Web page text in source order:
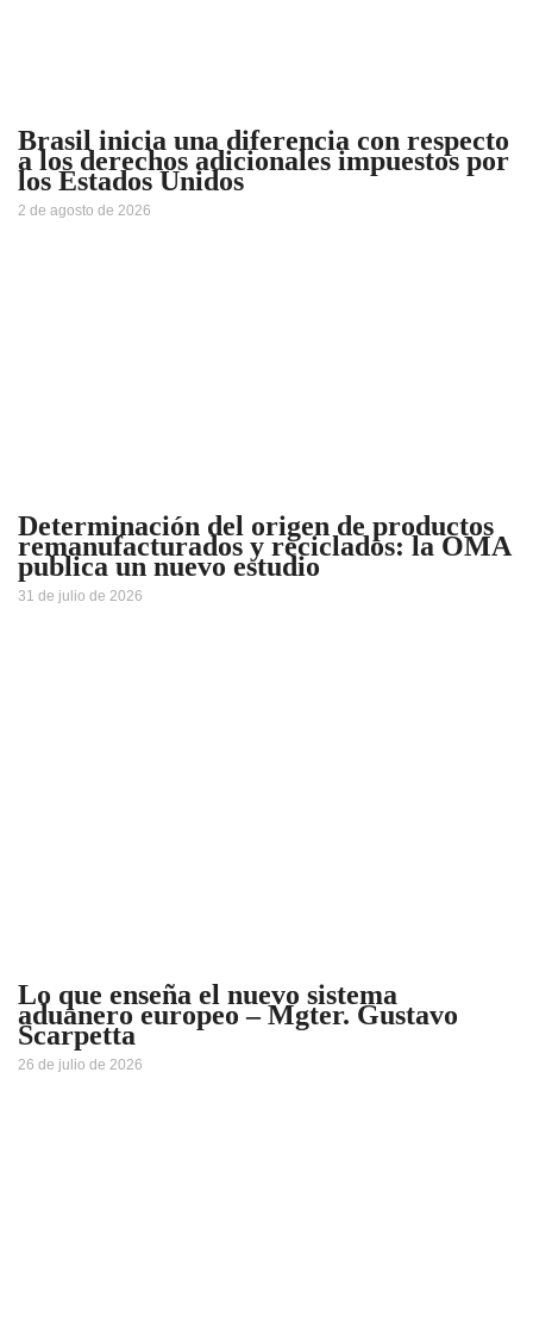
Brasil inicia una diferencia con respecto
a los derechos adicionales impuestos por
los Estados Unidos
2 de agosto de 2026
Determinación del origen de productos
remanufacturados y reciclados: la OMA
publica un nuevo estudio
31 de julio de 2026
Lo que enseña el nuevo sistema
aduanero europeo – Mgter. Gustavo
Scarpetta
26 de julio de 2026